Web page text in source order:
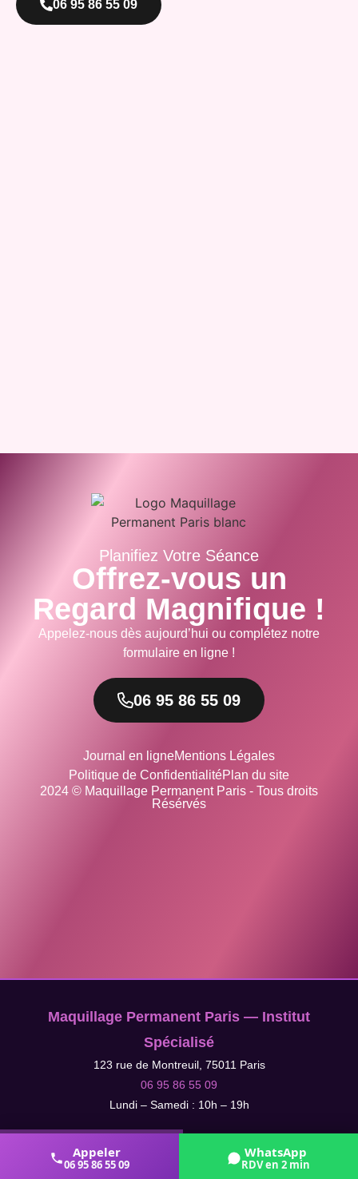
06 95 86 55 09
Planifiez Votre Séance
Offrez-vous un
Regard Magnifique !
Appelez-nous dès aujourd’hui ou complétez notre
formulaire en ligne !
06 95 86 55 09
Journal en ligneMentions Légales
Politique de ConfidentialitéPlan du site
2024 © Maquillage Permanent Paris - Tous droits
Résérvés
Maquillage Permanent Paris — Institut
Spécialisé
123 rue de Montreuil, 75011 Paris
06 95 86 55 09
Lundi – Samedi : 10h – 19h
Appeler
06 95 86 55 09
WhatsApp
RDV en 2 min